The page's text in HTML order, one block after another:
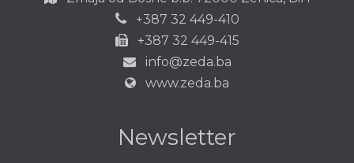
+387 32 449-410
+387 32 449-415
info@zeda.ba
www.zeda.ba
Newsletter